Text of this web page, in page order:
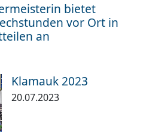
bietet
vor Ort in
an
Klamauk 2023
20.07.2023